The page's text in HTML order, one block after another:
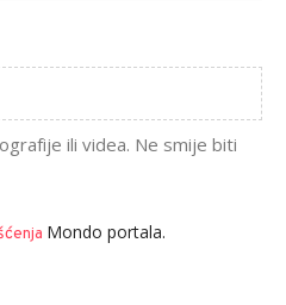
ili videa. Ne smije biti
Mondo portala.